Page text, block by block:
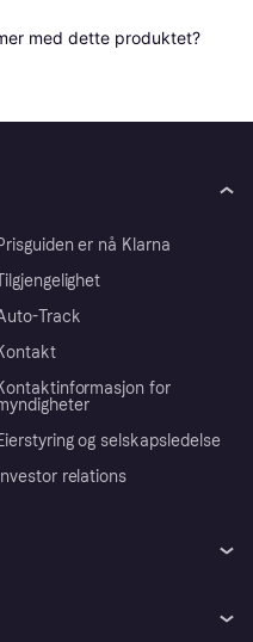
med dette produktet?
er nå Klarna
Track
for
og selskapsledelse
Investor relations